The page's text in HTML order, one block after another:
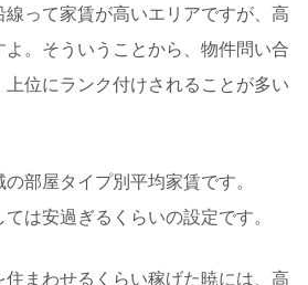
線って家賃が高いエリアですが、高
。そういうことから、物件問い合
位にランク付けされることが多い
部屋タイプ別平均家賃です。
は安過ぎるくらいの設定です。
まわせるくらい稼げた暁には、高